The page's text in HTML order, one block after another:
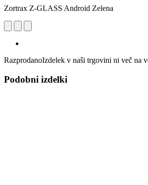
Zortrax Z-GLASS Android Zelena
RazprodanoIzdelek v naši trgovini ni več na
Podobni izdelki